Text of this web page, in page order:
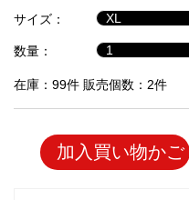
品
サイズ：
数量：
在庫：99件 販売個数：2件
加入買い物かご